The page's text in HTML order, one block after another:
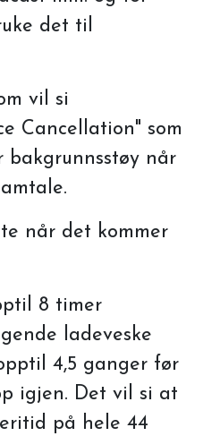
det til
vil si
Cancellation" som
bakgrunnsstøy når
når det kommer
8 timer
ladeveske
4,5 ganger før
igjen. Det vil si at
på hele 44